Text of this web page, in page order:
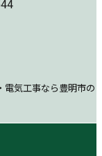
気工事なら豊明市の